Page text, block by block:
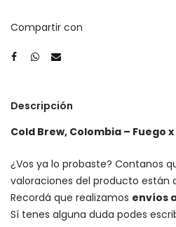
Compartir con
Descripción
Cold Brew, Colombia – Fuego x
¿Vos ya lo probaste? Contanos
valoraciones del producto están
Recordá que realizamos envíos
Sí tenes alguna duda podes